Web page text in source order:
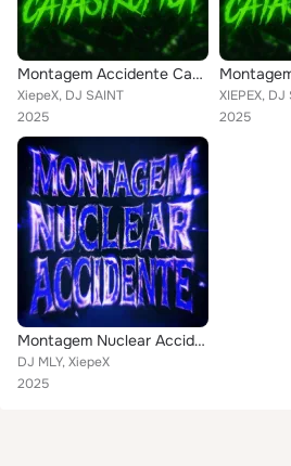
Montagem Accidente Catastrofica
XiepeX, DJ SAINT
2025
XIEPEX, DJ
2025
Montagem Nuclear Accidente
DJ MLY, XiepeX
2025